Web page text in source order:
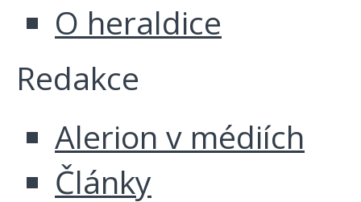
O heraldice
Redakce
Alerion v médiích
Články